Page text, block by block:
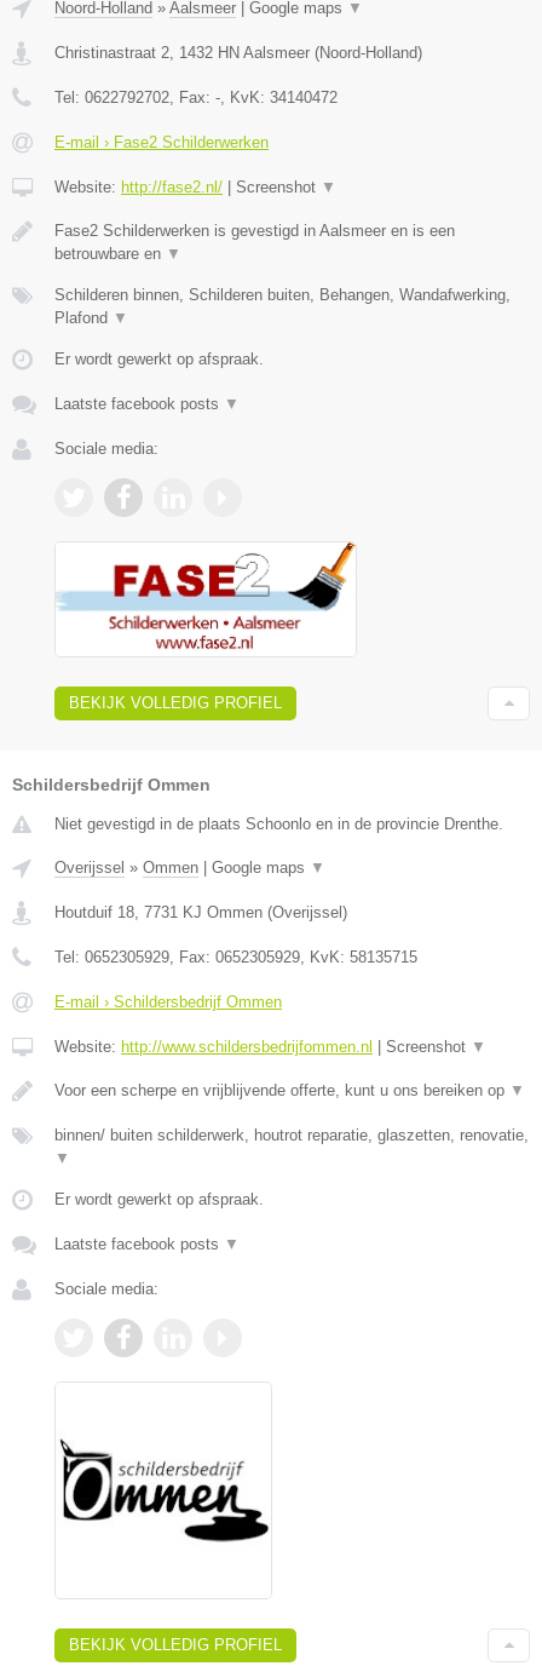
Noord-Holland » Aalsmeer Google maps ▼
Christinastraat 2 1432 HN Aalsmeer (Noord-Holland)
Tel: 0622792702 , Fax: - , KvK: 34140472
E-mail › Fase2 Schilderwerken
Website: http://fase2.nl/ Screenshot ▼
Fase2 Schilderwerken is gevestigd in Aalsmeer en is een
betrouwbare en ▼
Schilderen binnen, Schilderen buiten, Behangen, Wandafwerking,
Plafond ▼
Er wordt gewerkt op afspraak.
Laatste facebook posts ▼
Sociale media:
BEKIJK VOLLEDIG PROFIEL
Schildersbedrijf Ommen
Niet gevestigd in de plaats Schoonlo en in de provincie Drenthe.
Overijssel » Ommen Google maps ▼
Houtduif 18, 7731 KJ Ommen (Overijssel )
Tel: 0652305929, Fax: 0652305929, KvK: 58135715
E-mail › Schildersbedrijf Ommen
Website: http://www.schildersbedrijfommen.nl Screenshot ▼
Voor een scherpe en vrijblijvende offerte, kunt u ons bereiken op ▼
binnen/ buiten schilderwerk, houtrot reparatie, glaszetten, renovatie,
▼
Er wordt gewerkt op afspraak.
Laatste facebook posts ▼
Sociale media:
BEKIJK VOLLEDIG PROFIEL